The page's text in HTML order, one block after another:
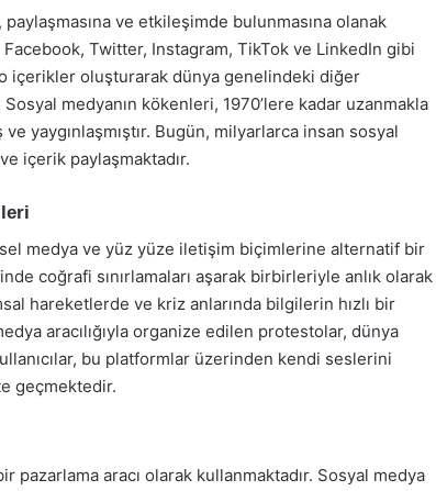
ve etkileşimde bulunmasına olanak
Twitter, Instagram, TikTok ve LinkedIn gibi
içerikler oluşturarak dünya genelindeki diğer
medyanın kökenleri, 1970’lere kadar uzanmakla
yaygınlaşmıştır. Bugün, milyarlarca insan sosyal
içerik paylaşmaktadır.
medya ve yüz yüze iletişim biçimlerine alternatif bir
coğrafi sınırlamaları aşarak birbirleriyle anlık olarak
hareketlerde ve kriz anlarında bilgilerin hızlı bir
aracılığıyla organize edilen protestolar, dünya
bu platformlar üzerinden kendi seslerini
geçmektedir.
pazarlama aracı olarak kullanmaktadır. Sosyal medya